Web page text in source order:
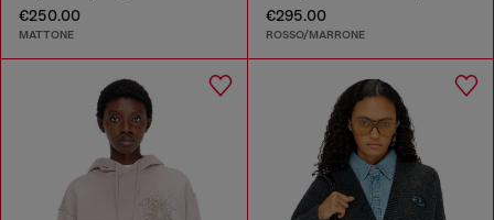
€250.00
MATTONE
€295.00
ROSSO/MARRONE